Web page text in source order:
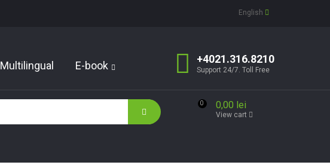
English
Multilingual E-book
+4021.316.8210
Support 24/7. Toll Free
0 0,00 lei
View cart